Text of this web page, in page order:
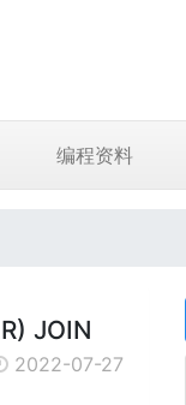
编程资料
JOIN
2022-07-27